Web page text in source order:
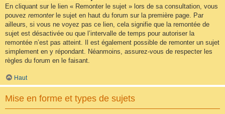
En cliquant sur le lien « Remonter le sujet » lors de sa consultation, vous
pouvez remonterle sujet en haut du forum sur la première page. Par
ailleurs, si vous ne voyez pas ce lien, cela signifie que la remontée de
sujet est désactivée ou que l’intervalle de temps pour autoriser la
remontée n’est pas atteint. Il est également possible de remonter un sujet
simplement en y répondant. Néanmoins, assurez-vous de respecter les
règles du forum en le faisant.
Haut
Mise en forme et types de sujets